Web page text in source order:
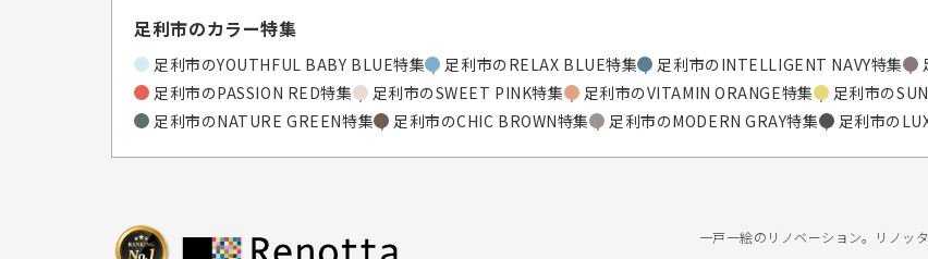
足利市のカラー特集
足利市のYOUTHFUL BABY BLUE特集 足利市のRELAX BLUE特集 足利市のINTELLIGENT NAVY特集
足利市のPASSION RED特集
足利市のSWEET PINK特集 足利市のVITAMIN ORANGE特集 足利市の
足利市のNATURE GREEN特集
足利市のCHIC BROWN特集 足利市のMODERN GRAY特集 足利市の
一戸一絵のリノベーション。リノッタ